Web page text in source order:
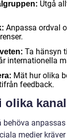
Utgå
Anpassa ordval
Ta hänsyn
internationella
Mät hur olika
feedback.
olika
behöva
medier